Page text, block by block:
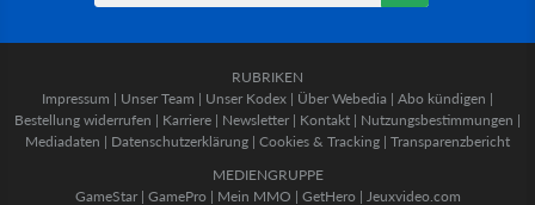
RUBRIKEN
Impressum | Unser Team | Unser Kodex | Über Webedia | Abo kündigen |
Bestellung widerrufen | Karriere | Newsletter | Kontakt | Nutzungsbestimmungen |
Mediadaten | Datenschutzerklärung | Cookies & Tracking | Transparenzbericht
MEDIENGRUPPE
GameStar| GamePro | Mein MMO | GetHero | Jeuxvideo.com